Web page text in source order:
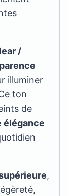
/
illuminer
ton
de
élégance
,